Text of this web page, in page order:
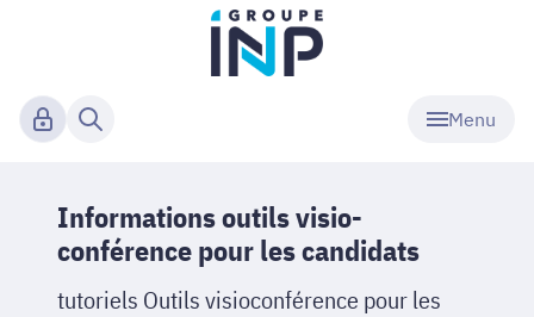
Menu
Informations outils visio-
conférence pour les candidats
tutoriels Outils visioconférence pour les